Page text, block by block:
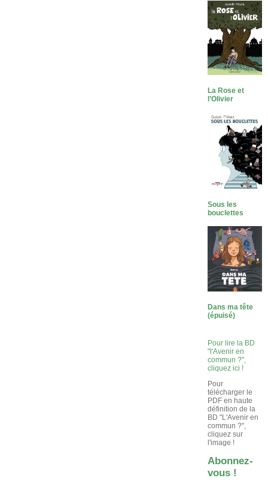
La Rose et
l’Olivier
Sous les
bouclettes
Dans ma tête
(épuisé)
Pour lire la BD
"l'Avenir en
commun ?",
cliquez ici !
Pour
télécharger le
PDF en haute
définition de la
BD "L'Avenir en
commun ?",
cliquez sur
l'image !
Abonnez-
vous !